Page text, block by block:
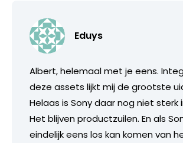
Eduys
Albert, helemaal met je eens.
deze assets lijkt mij de grootste
Helaas is Sony daar nog niet sterk
Het blijven productzuilen. En als
eindelijk eens los kan komen van